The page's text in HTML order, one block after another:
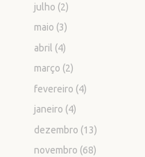
julho (2)
maio (3)
abril (4)
março (2)
fevereiro (4)
janeiro (4)
dezembro (13)
novembro (68)